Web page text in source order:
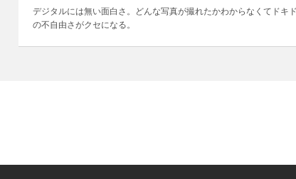
デジタルには無い面白さ。どんな写真が撮れたかわからなくてドキ
の不自由さがクセになる。